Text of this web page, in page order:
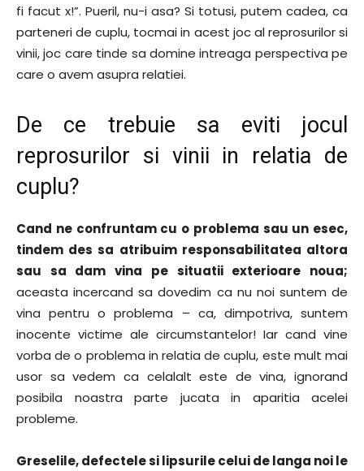
fi facut x!”. Pueril, nu-i asa? Si totusi, putem cadea, ca
parteneri de cuplu, tocmai in acest joc al reprosurilor si
vinii, joc care tinde sa domine intreaga perspectiva pe
care o avem asupra relatiei.
De ce trebuie sa eviti jocul
reprosurilor si vinii in relatia de
cuplu?
Cand ne confruntam cu o problema sau un esec,
tindem des sa atribuim responsabilitatea altora
sau sa dam vina pe situatii exterioare noua;
aceasta incercand sa dovedim ca nu noi suntem de
vina pentru o problema – ca, dimpotriva, suntem
inocente victime ale circumstantelor! Iar cand vine
vorba de o problema in relatia de cuplu, este mult mai
usor sa vedem ca celalalt este de vina, ignorand
posibila noastra parte jucata in aparitia acelei
probleme.
Greselile, defectele si lipsurile celui de langa noi le